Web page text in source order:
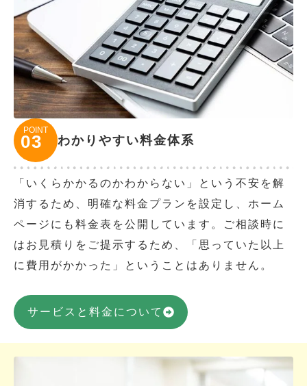
POINT
03 わかりやすい料金体系
「いくらかかるのかわからない」という不安を解
消するため、明確な料金プランを設定し、ホーム
ページにも料金表を公開しています。ご相談時に
はお見積りをご提示するため、「思っていた以上
に費用がかかった」ということはありません。
サービスと料金について